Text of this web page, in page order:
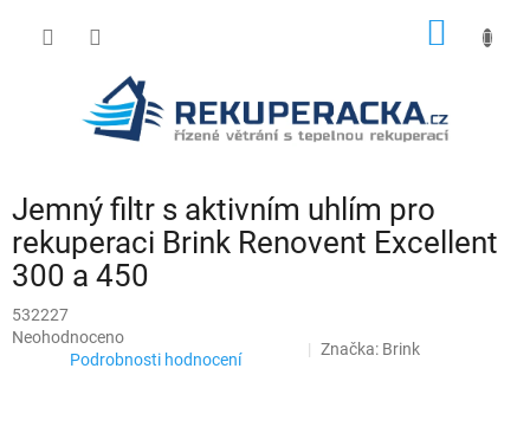
Jemný filtr s aktivním uhlím pro
rekuperaci Brink Renovent Excellent
300 a 450
532227
Průměrné
hodnocení
Neohodnoceno
Podrobnosti hodnocení
Značka: Brink